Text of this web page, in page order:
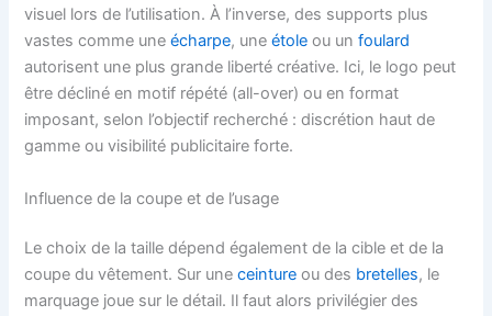
visuel lors de l’utilisation. À l’inverse, des supports plus
vastes comme uneécharpe, uneétole ou unfoulard
autorisent une plus grande liberté créative. Ici, le logo peut
être décliné en motif répété (all-over) ou en format
imposant, selon l’objectif recherché : discrétion haut de
gamme ou visibilité publicitaire forte.
Influence de la coupe et de l’usage
Le choix de la taille dépend également de la cible et de la
coupe du vêtement. Sur uneceinture ou des bretelles, le
marquage joue sur le détail. Il faut alors privilégier des